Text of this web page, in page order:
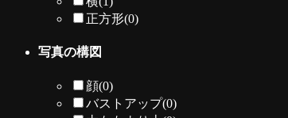
正方形(0)
写真の構図
顔(0)
バストアップ(0)